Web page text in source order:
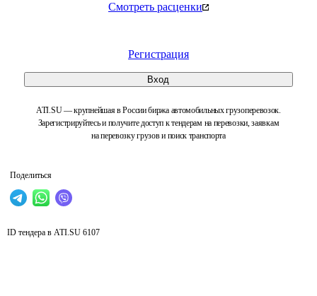
Смотреть расценки
Регистрация
Вход
ATI.SU — крупнейшая в России биржа автомобильных грузоперевозок.
Зарегистрируйтесь и получите доступ к тендерам на перевозки, заявкам
на перевозку грузов и поиск транспорта
Поделиться
ID тендера в ATI.SU 6107